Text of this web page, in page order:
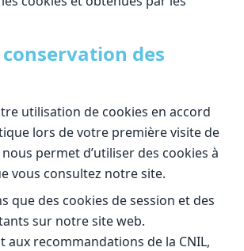
des
utilisation de cookies en accord
lors de votre première visite de
permet d’utiliser des cookies à
vous consultez notre site.
que des cookies de session et des
sur notre site web.
aux recommandations de la CNIL,